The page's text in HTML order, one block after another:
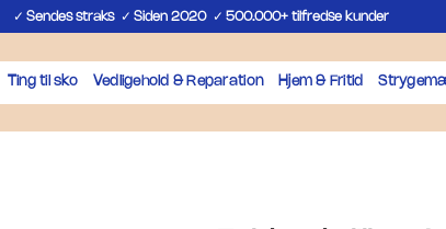
✓ Sendes straks✓ Siden 2020✓ 500.000+ tilfredse kunder
Ting til sko Vedligehold & Reparation Hjem & Fritid